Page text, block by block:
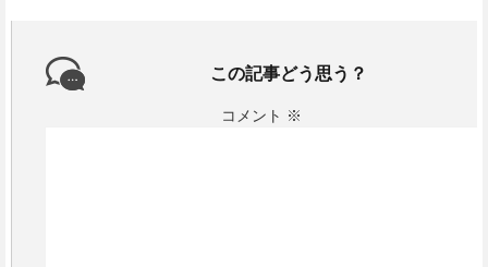
この記事どう思う？
コメント ※